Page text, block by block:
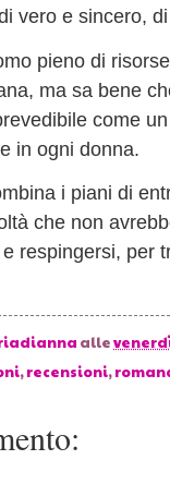
vero e sincero,
pieno di
ma sa bene
come
in ogni donna.
i piani di
che non
respingersi,
alle
,recensioni,